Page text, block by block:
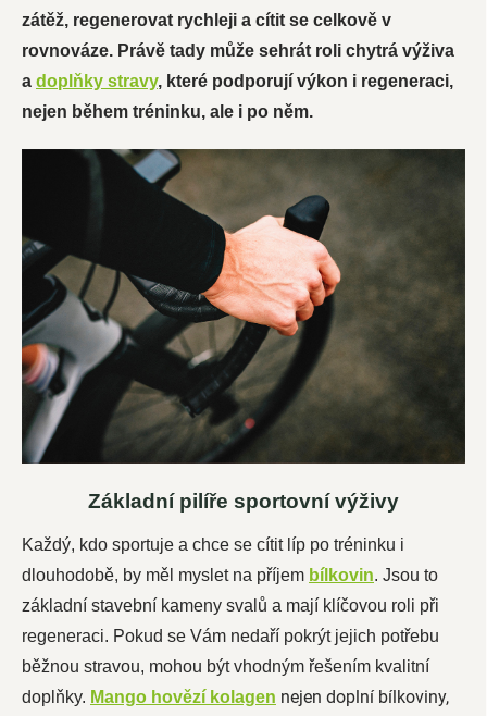
zátěž, regenerovat rychleji a cítit se celkově v
rovnováze. Právě tady může sehrát roli chytrá výživa
a doplňky stravy, které podporují výkon i regeneraci,
nejen během tréninku, ale i po něm.
Základní pilíře sportovní výživy
Každý, kdo sportuje a chce se cítit líp po tréninku i
dlouhodobě, by měl myslet na příjem bílkovin. Jsou to
základní stavební kameny svalů a mají klíčovou roli při
regeneraci. Pokud se Vám nedaří pokrýt jejich potřebu
běžnou stravou, mohou být vhodným řešením kvalitní
doplňky. Mango hovězí kolagen nejen doplní bílkoviny,